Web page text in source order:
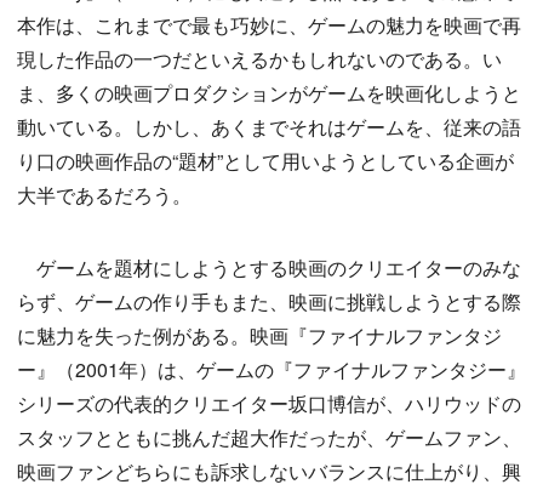
本作は、これまでで最も巧妙に、ゲームの魅力を映画で再
現した作品の一つだといえるかもしれないのである。い
ま、多くの映画プロダクションがゲームを映画化しようと
動いている。しかし、あくまでそれはゲームを、従来の語
り口の映画作品の“題材”として用いようとしている企画が
大半であるだろう。
ゲームを題材にしようとする映画のクリエイターのみな
らず、ゲームの作り手もまた、映画に挑戦しようとする際
に魅力を失った例がある。映画『ファイナルファンタジ
ー』（2001年）は、ゲームの『ファイナルファンタジー』
シリーズの代表的クリエイター坂口博信が、ハリウッドの
スタッフとともに挑んだ超大作だったが、ゲームファン、
映画ファンどちらにも訴求しないバランスに仕上がり、興